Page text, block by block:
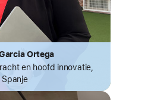
Ortega
en hoofd innovatie,
Spanje